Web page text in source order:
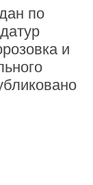
по
и